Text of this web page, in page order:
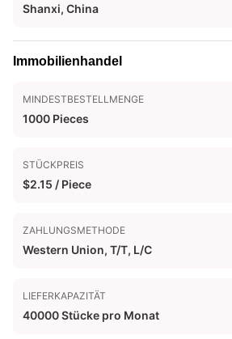
Shanxi, China
Immobilienhandel
MINDESTBESTELLMENGE
1000 Pieces
STÜCKPREIS
$2.15 / Piece
ZAHLUNGSMETHODE
Western Union, T/T, L/C
LIEFERKAPAZITÄT
40000 Stücke pro Monat